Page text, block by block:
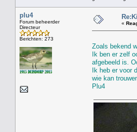
plu4
Forum beheerder
Directeur
Berichten: 273
«
Zoals bekend
Ik ben er zelf
afgebeeld is.
Ik heb er voor
wie kan
Plu4